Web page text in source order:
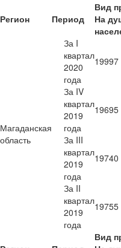
Регион Период
Вид
На
Магаданская
область
За I
квартал
2020
года
19997
За IV
квартал
2019
года
19695
За III
квартал
2019
года
19740
За II
квартал
2019
года
19755
Вид